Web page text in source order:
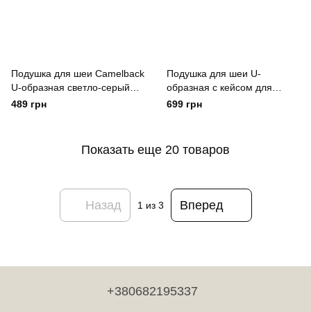
Подушка для шеи Camelback
U-образная светло-серый
Yiwu
489 грн
Подушка для шеи U-
образная с кейсом для
хранения голубой Yiwu
699 грн
Показать еще 20 товаров
Назад 1 из 3 Вперед
+380682195337